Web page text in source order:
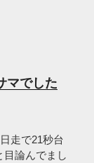
マでした
走で21秒台
目論んでまし